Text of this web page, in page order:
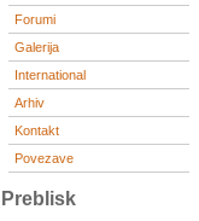
Forumi
Galerija
International
Arhiv
Kontakt
Povezave
Preblisk